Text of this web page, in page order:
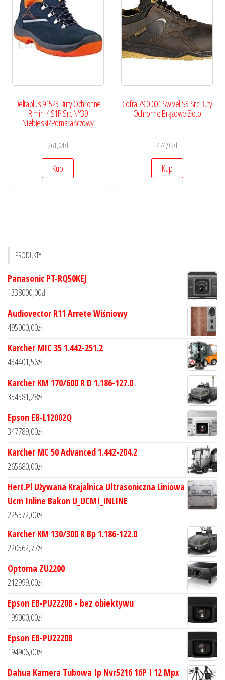
Deltaplus 91523 Buty Ochronne
Rimini 4 S1P Src N°39
Niebieski/Pomarańczowy
261,04zł
Kup
Cofra 79 0 001 Swivel S3 Src Buty
Ochronne Brązowe Złoto
474,95zł
Kup
PRODUKTY
Panasonic PT-RQ50KEJ
1338000,00zł
Audiovector R11 Arrete Wiśniowy
495000,00zł
Karcher MIC 35 1.442-251.2
434401,56zł
Karcher KM 170/600 R D 1.186-127.0
354581,28zł
Epson EB-L12002Q
347789,00zł
Karcher MC 50 Advanced 1.442-204.2
265680,00zł
Hert.Pl Używana Krajalnica Ultrasoniczna Liniowa
Ucm Inline Bakon U_UCMI_INLINE
225572,00zł
Karcher KM 130/300 R Bp 1.186-122.0
220562,77zł
Optoma ZU2200
212999,00zł
Epson EB-PU2220B - bez obiektywu
199000,00zł
Epson EB-PU2220B
194906,00zł
Dahua Kamera Tubowa Ip Nvr5216 16P I 12 Mpx